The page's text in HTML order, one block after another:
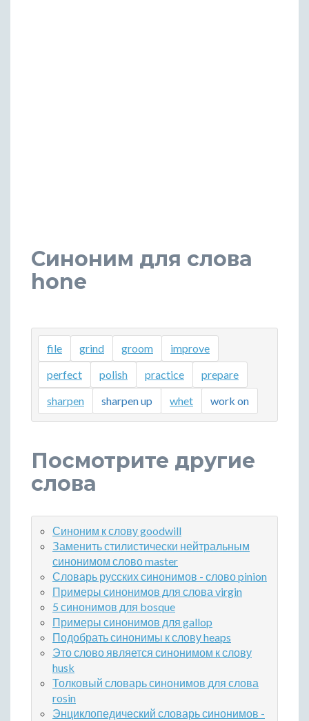
Синоним для слова
hone
file grind groom
improve
perfect
polish practice
prepare
sharpen
sharpen up whet work on
Посмотрите другие
слова
Синоним к слову goodwill
Заменить стилистически нейтральным
синонимом слово master
Словарь русских синонимов - слово pinion
Примеры синонимов для слова virgin
5 синонимов для bosque
Примеры синонимов для gallop
Подобрать синонимы к слову heaps
Это слово является синонимом к слову
husk
Толковый словарь синонимов для слова
rosin
Энциклопедический словарь синонимов -